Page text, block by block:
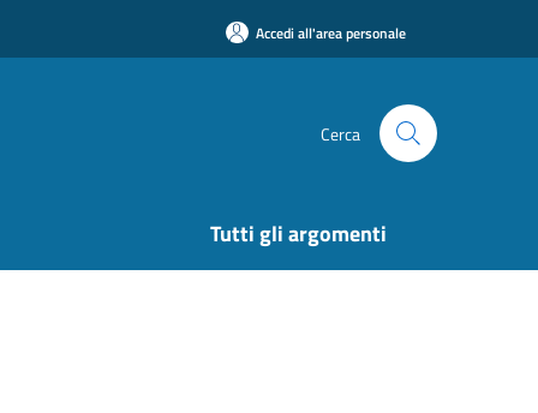
Accedi all'area personale
Cerca
Tutti gli argomenti